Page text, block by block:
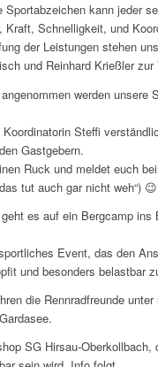
Sportabzeichen kann jeder
Kraft, Schnelligkeit, und
der Leistungen stehen
und Reinhard Krießler zur
werden unsere
Steffi
Gastgebern.
Ruck und meldet euch
tut auch gar nicht weh“) 😉
es auf ein Bergcamp ins
Event, das den
und besonders belastbar
die Rennradfreunde unter
SG Hirsau-Oberkollbach,